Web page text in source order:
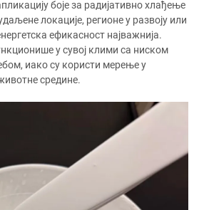
боје за радијативно хлађење
локације, регионе у развоју или
ефикасност најважнија.
у сувој клими са ниском
иако су користи мерење у
средине.